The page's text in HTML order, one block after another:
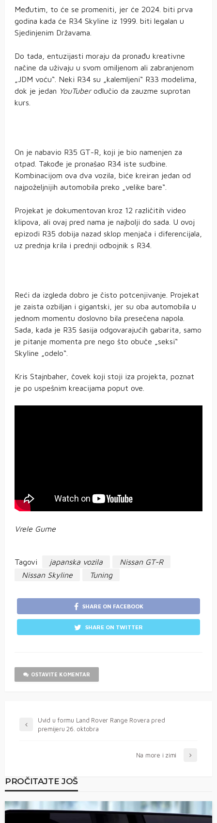
Međutim, to će se promeniti, jer će 2024. biti prva
godina kada će R34 Skyline iz 1999. biti legalan u
Sjedinjenim Državama.
Do tada, entuzijasti moraju da pronađu kreativne
načine da uživaju u svom omiljenom ali zabranjenom
„JDM voću“. Neki R34 su „kalemljeni“ R33 modelima,
dok je jedan YouTuberodlučio da zauzme suprotan
kurs.
On je nabavio R35 GT-R, koji je bio namenjen za
otpad. Takođe je pronašao R34 iste sudbine.
Kombinacijom ova dva vozila, biće kreiran jedan od
najpoželjnijih automobila preko „velike bare“.
Projekat je dokumentovan kroz 12 različitih video
klipova, ali ovaj pred nama je najbolji do sada. U ovoj
epizodi R35 dobija nazad sklop menjača i diferencijala,
uz prednja krila i prednji odbojnik s R34.
Reći da izgleda dobro je čisto potcenjivanje. Projekat
je zaista ozbiljan i gigantski, jer su oba automobila u
jednom momentu doslovno bila presečena napola.
Sada, kada je R35 šasija odgovarajućih gabarita, samo
je pitanje momenta pre nego što obuče „seksi“
Skyline „odelo“.
Kris Stajnbaher, čovek koji stoji iza projekta, poznat
je po uspešnim kreacijama poput ove.
Vrele Gume
Tagovi japanska vozila
Nissan GT-R
Nissan Skyline
Tuning
SHARE ON FACEBOOK
SHARE ON TWITTER
OSTAVITE KOMENTAR
Uvid u formu Land Rover Range Rovera pred
premijeru 26. oktobra
Na more i zimi
PROČITAJTE JOŠ